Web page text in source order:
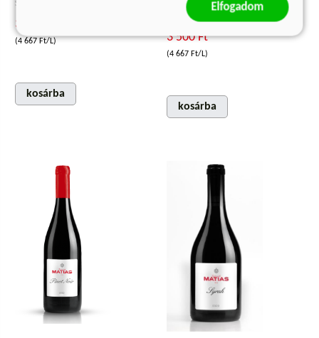
Száraz fehérbor
3 500 Ft
(4 667 Ft/L)
kosárba
Száraz fehérbor
3 500 Ft
(4 667 Ft/L)
kosárba
Elfogadom